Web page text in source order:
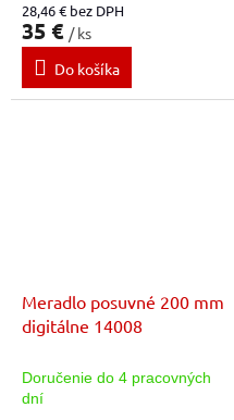
28,46 € bez DPH
35 € / ks
Do košíka
Meradlo posuvné 200 mm
digitálne 14008
Doručenie do 4 pracovných
dní